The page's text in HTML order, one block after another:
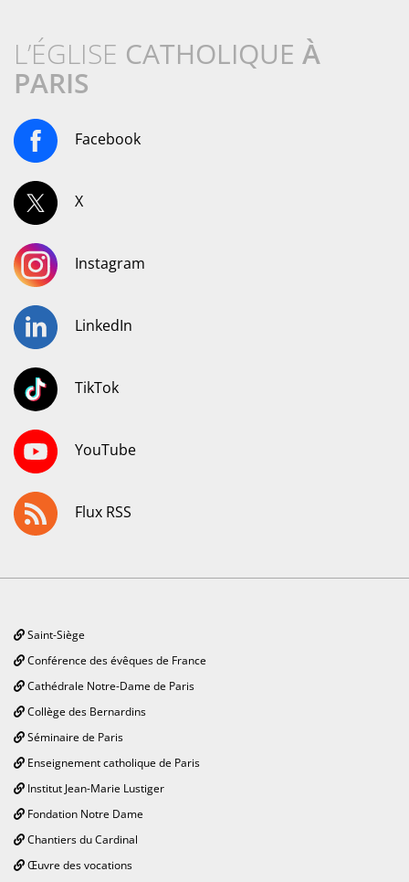
L’ÉGLISE CATHOLIQUE À
PARIS
Facebook
X
Instagram
LinkedIn
TikTok
YouTube
Flux RSS
Saint-Siège
Conférence des évêques de France
Cathédrale Notre-Dame de Paris
Collège des Bernardins
Séminaire de Paris
Enseignement catholique de Paris
Institut Jean-Marie Lustiger
Fondation Notre Dame
Chantiers du Cardinal
Œuvre des vocations